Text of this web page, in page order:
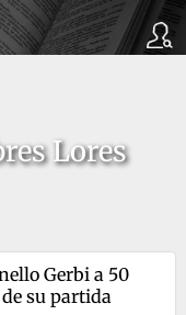
Lores
Gerbi a 50
su partida